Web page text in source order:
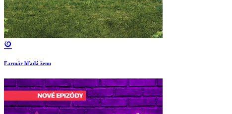
Farmár hľadá ženu